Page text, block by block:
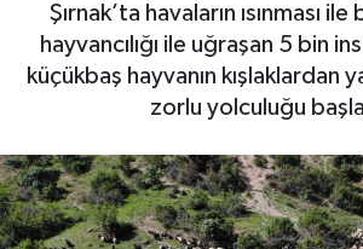
Şırnak’ta havaların ısınması
hayvancılığı ile uğraşan 5 bin
küçükbaş hayvanın kışlaklardan
zorlu yolculuğu
Haber Arşivi